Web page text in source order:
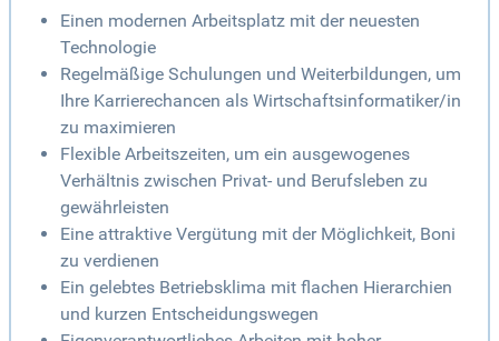
Einen modernen Arbeitsplatz mit der neuesten
Technologie
Regelmäßige Schulungen und Weiterbildungen, um
Ihre Karrierechancen als Wirtschaftsinformatiker/in
zu maximieren
Flexible Arbeitszeiten, um ein ausgewogenes
Verhältnis zwischen Privat- und Berufsleben zu
gewährleisten
Eine attraktive Vergütung mit der Möglichkeit, Boni
zu verdienen
Ein gelebtes Betriebsklima mit flachen Hierarchien
und kurzen Entscheidungswegen